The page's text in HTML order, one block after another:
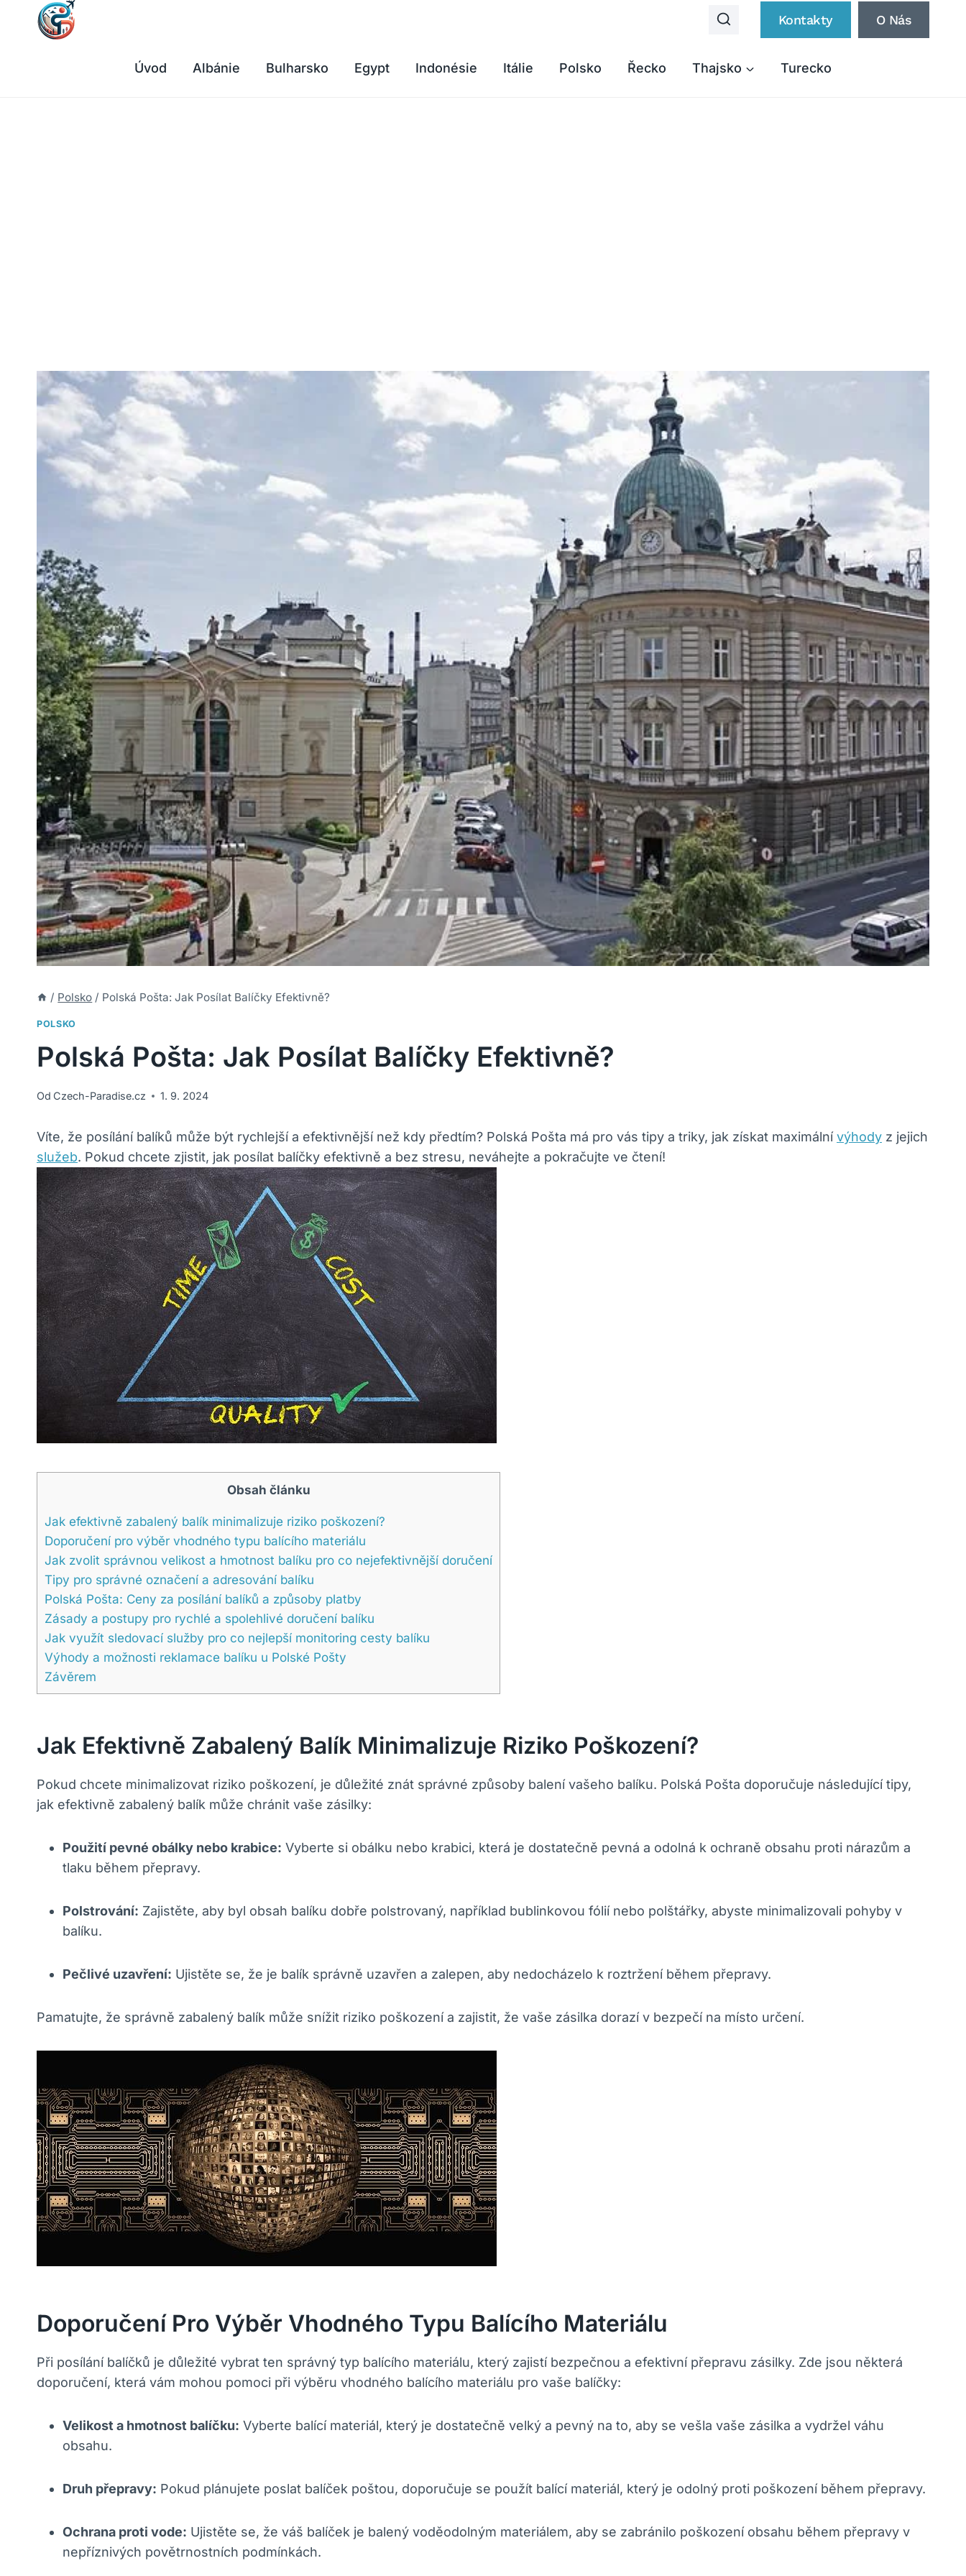
Přeskočit
Kontakty O Nás
Úvod Albánie Bulharsko Egypt Indonésie Itálie Polsko Řecko Thajsko Turecko
/ Polsko / Polská Pošta: Jak Posílat Balíčky Efektivně?
POLSKO
Polská Pošta: Jak Posílat Balíčky Efektivně?
Od Czech-Paradise.cz 1. 9. 2024
Víte, že posílání balíků může být rychlejší a efektivnější než kdy předtím? Polská Pošta má pro vás tipy a triky, jak získat maximálnívýhody z jejich
služeb. Pokud chcete zjistit, jak posílat balíčky efektivně a bez stresu, neváhejte a pokračujte ve čtení!
Obsah článku
Jak efektivně zabalený balík minimalizuje riziko poškození?
Doporučení pro výběr vhodného typu balícího materiálu
Jak zvolit správnou velikost a hmotnost balíku pro co nejefektivnější doručení
Tipy pro správné označení a adresování balíku
Polská Pošta: Ceny za posílání balíků a způsoby platby
Zásady a postupy pro rychlé a spolehlivé doručení balíku
Jak využít sledovací služby pro co nejlepší monitoring cesty balíku
Výhody a možnosti reklamace balíku u Polské Pošty
Závěrem
Jak Efektivně Zabalený Balík Minimalizuje Riziko Poškození?
Pokud chcete minimalizovat riziko poškození, je důležité znát správné způsoby balení vašeho balíku. Polská Pošta doporučuje následující tipy,
jak efektivně zabalený balík může chránit vaše zásilky:
Použití pevné obálky nebo krabice: Vyberte si obálku nebo krabici, která je dostatečně pevná a odolná k ochraně obsahu proti nárazům a
tlaku během přepravy.
Polstrování: Zajistěte, aby byl obsah balíku dobře polstrovaný, například bublinkovou fólií nebo polštářky, abyste minimalizovali pohyby v
balíku.
Pečlivé uzavření: Ujistěte se, že je balík správně uzavřen a zalepen, aby nedocházelo k roztržení během přepravy.
Pamatujte, že správně zabalený balík může snížit riziko poškození a zajistit, že vaše zásilka dorazí v bezpečí na místo určení.
Doporučení Pro Výběr Vhodného Typu Balícího Materiálu
Při posílání balíčků je důležité vybrat ten správný typ balícího materiálu, který zajistí bezpečnou a efektivní přepravu zásilky. Zde jsou některá
doporučení, která vám mohou pomoci při výběru vhodného balícího materiálu pro vaše balíčky:
Velikost a hmotnost balíčku: Vyberte balící materiál, který je dostatečně velký a pevný na to, aby se vešla vaše zásilka a vydržel váhu
obsahu.
Druh přepravy: Pokud plánujete poslat balíček poštou, doporučuje se použít balící materiál, který je odolný proti poškození během přepravy.
Ochrana proti vode: Ujistěte se, že váš balíček je balený voděodolným materiálem, aby se zabránilo poškození obsahu během přepravy v
nepříznivých povětrnostních podmínkách.